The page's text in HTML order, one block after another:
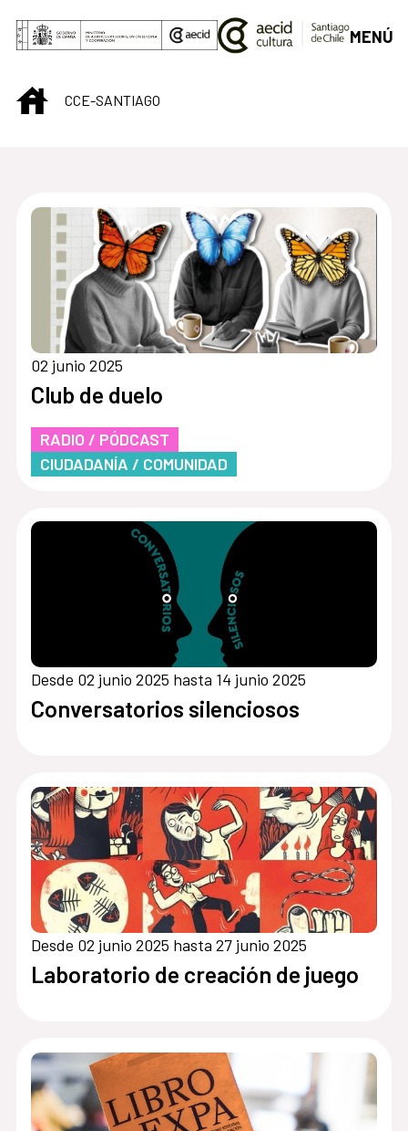
Saltar al contenido principal
MENÚ
INICIOCCE-SANTIAGO
02 junio 2025
Club de duelo
RADIO / PÓDCAST
CIUDADANÍA / COMUNIDAD
Desde 02 junio 2025 hasta 14 junio 2025
Conversatorios silenciosos
Desde 02 junio 2025 hasta 27 junio 2025
Laboratorio de creación de juego